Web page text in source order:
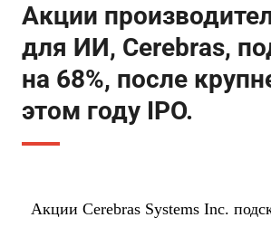
Акции
для ИИ, Cerebras,
на 68%, после
этом году IPO.
Акции Cerebras Systems Inc.